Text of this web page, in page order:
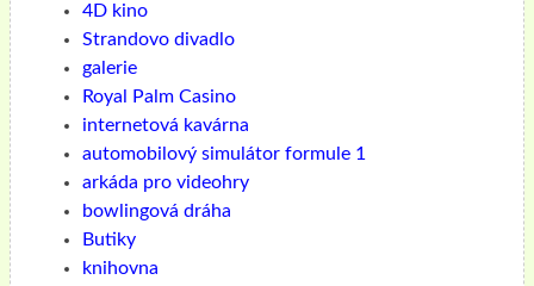
4D kino
Strandovo divadlo
galerie
Royal Palm Casino
internetová kavárna
automobilový simulátor formule 1
arkáda pro videohry
bowlingová dráha
Butiky
knihovna